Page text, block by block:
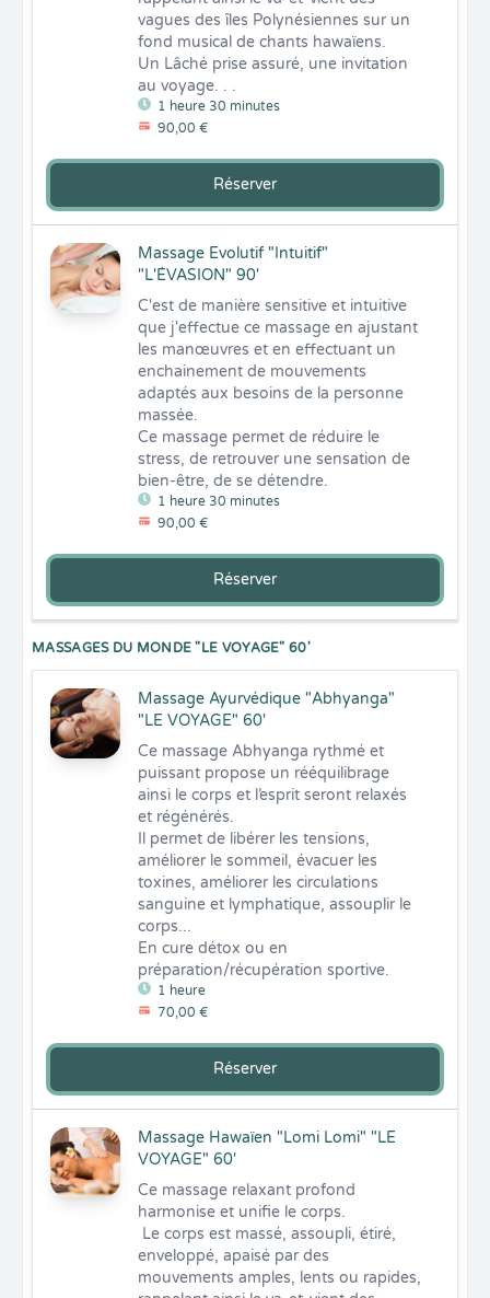
1 heure 30 minutes
90,00 €
vagues des îles Polynésiennes sur un
fond musical de chants hawaïens.
Un Lâché prise assuré, une invitation
au voyage. . .
Réserver
Massage Evolutif "Intuitif"
"L'ÉVASION" 90'
1 heure 30 minutes
90,00 €
C'est de manière sensitive et intuitive
que j'effectue ce massage en ajustant
les manœuvres et en effectuant un
enchainement de mouvements
adaptés aux besoins de la personne
massée.
Ce massage permet de réduire le
stress, de retrouver une sensation de
bien-être, de se détendre.
Réserver
MASSAGES DU MONDE "LE VOYAGE" 60'
Massage Ayurvédique "Abhyanga"
"LE VOYAGE" 60'
1 heure
70,00 €
Ce massage Abhyanga rythmé et
puissant propose un rééquilibrage
ainsi le corps et l’esprit seront relaxés
et régénérés.
Il permet de libérer les tensions,
améliorer le sommeil, évacuer les
toxines, améliorer les circulations
sanguine et lymphatique, assouplir le
corps...
En cure détox ou en
préparation/récupération sportive.
Réserver
Massage Hawaïen "Lomi Lomi" "LE
VOYAGE" 60'
Ce massage relaxant profond
harmonise et unifie le corps.
enveloppé, apaisé par des
mouvements amples, lents ou rapides,